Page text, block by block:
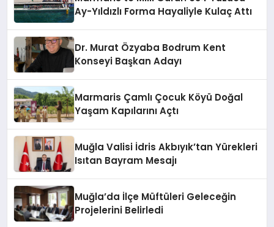
Ay-Yıldızlı Forma Hayaliyle Kulaç Attı
Dr. Murat Özyaba Bodrum Kent
Konseyi Başkan Adayı
Marmaris Çamlı Çocuk Köyü Doğal
Yaşam Kapılarını Açtı
Muğla Valisi İdris Akbıyık’tan Yürekleri
Isıtan Bayram Mesajı
Muğla’da İlçe Müftüleri Geleceğin
Projelerini Belirledi